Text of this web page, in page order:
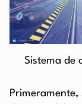
Sistema de